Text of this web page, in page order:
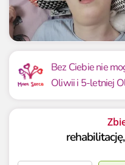
Mamy już
108 639.54 zł
108.64%
Bez Ciebie nie
Oliwii i 5-letniej